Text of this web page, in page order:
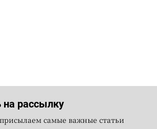
рассылку
самые важные статьи